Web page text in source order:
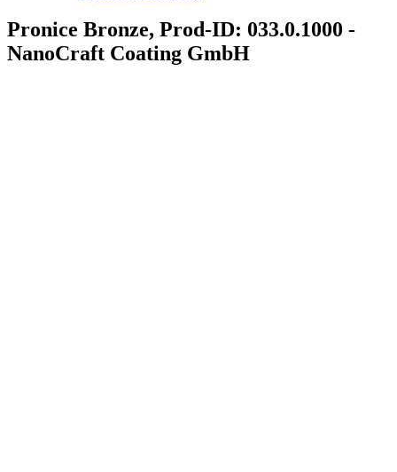
Pronice Bronze, Prod-ID: 033.0.1000 -
NanoCraft Coating GmbH